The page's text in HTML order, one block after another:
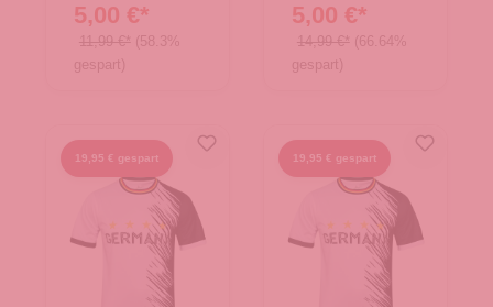
5,00 €*
11,99 €* (58.3%
gespart)
5,00 €*
14,99 €* (66.64%
gespart)
19,95 € gespart 19,95 € gespart